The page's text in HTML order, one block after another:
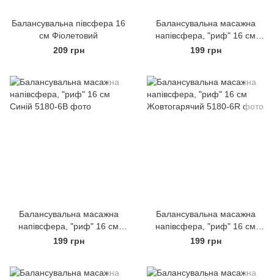
Балансувальна півсфера 16
см Фіолетовий
209 грн
Балансувальна масажна
напівсфера, "риф" 16 см
Сірий
199 грн
Балансувальна масажна
напівсфера, "риф" 16 см
Синій
199 грн
Балансувальна масажна
напівсфера, "риф" 16 см
Жовтогарячий
199 грн